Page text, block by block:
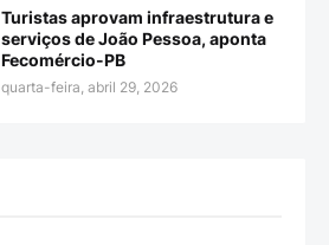
Turistas aprovam infraestrutura e
serviços de João Pessoa, aponta
Fecomércio-PB
quarta-feira, abril 29, 2026